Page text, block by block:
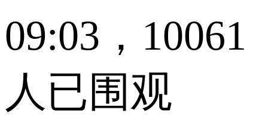
09:03，10061
人已围观